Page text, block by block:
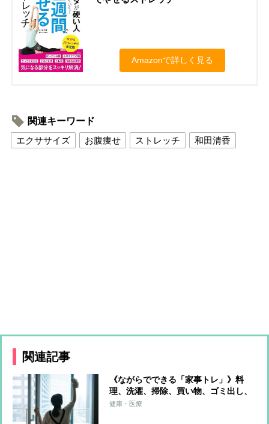
Amazonで詳しく見る
関連キーワード
エクササイズ
お腹痩せ ストレッチ 和田清香
関連記事
《ながらでできる「家事トレ」》料
理、洗濯、掃除、買い物、ゴミ出し、
水やり…すべてをエクササイズに！ト
健康・医療